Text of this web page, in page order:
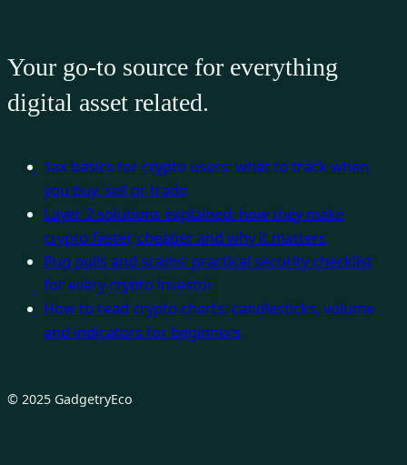
Your go-to source for everything
digital asset related.
Tax basics for crypto users: what to track when
you buy, sell or trade
Layer 2 solutions explained: how they make
crypto faster, cheaper and why it matters
Rug pulls and scams: practical security checklist
for every crypto investor
How to read crypto charts: candlesticks, volume
and indicators for beginners
© 2025 GadgetryEco